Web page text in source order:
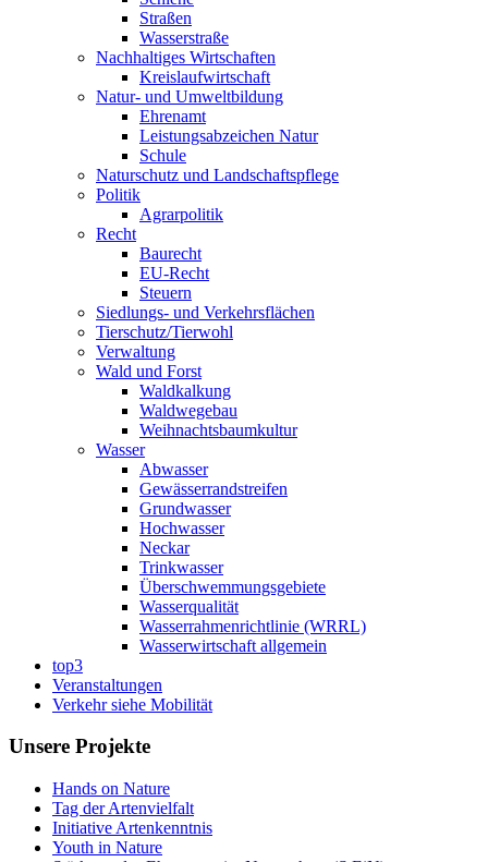
Straßen
Wasserstraße
Nachhaltiges Wirtschaften
Kreislaufwirtschaft
Natur- und Umweltbildung
Ehrenamt
Leistungsabzeichen Natur
Schule
Naturschutz und Landschaftspflege
Politik
Agrarpolitik
Recht
Baurecht
EU-Recht
Steuern
Siedlungs- und Verkehrsflächen
Tierschutz/Tierwohl
Verwaltung
Wald und Forst
Waldkalkung
Waldwegebau
Weihnachtsbaumkultur
Wasser
Abwasser
Gewässerrandstreifen
Grundwasser
Hochwasser
Neckar
Trinkwasser
Überschwemmungsgebiete
Wasserqualität
Wasserrahmenrichtlinie (WRRL)
Wasserwirtschaft allgemein
top3
Veranstaltungen
Verkehr siehe Mobilität
Unsere Projekte
Hands on Nature
Tag der Artenvielfalt
Initiative Artenkenntnis
Youth in Nature